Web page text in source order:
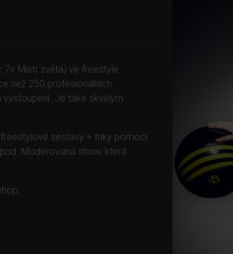
7x Mistr světa) ve freestyle
než 250 profesionálních
Je také skvělým
sestavy + triky pomocí
Moderovaná show, která